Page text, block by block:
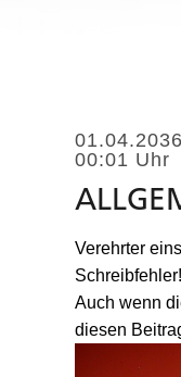
01.04.2036
00:01 Uhr
Verehrter
Auch wenn
diesen